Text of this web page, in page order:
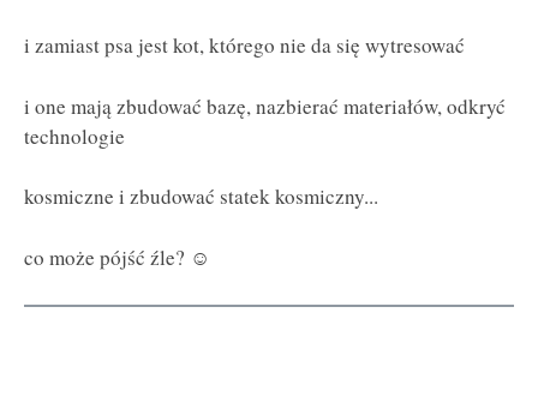
i zamiast psa jest kot, którego nie da się wytresować
i one mają zbudować bazę, nazbierać materiałów, odkryć
technologie
kosmiczne i zbudować statek kosmiczny...
co może pójść źle? ☺